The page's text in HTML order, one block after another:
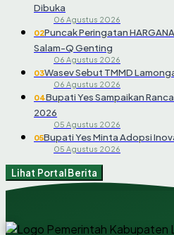
Dibuka
06 Agustus 2026
02Puncak Peringatan
Salam-Q Genting
06 Agustus 2026
03Wasev Sebut TMMD
06 Agustus 2026
04Bupati Yes Sampaikan
2026
05 Agustus 2026
05Bupati Yes Minta Adopsi
05 Agustus 2026
Lihat Portal Berita